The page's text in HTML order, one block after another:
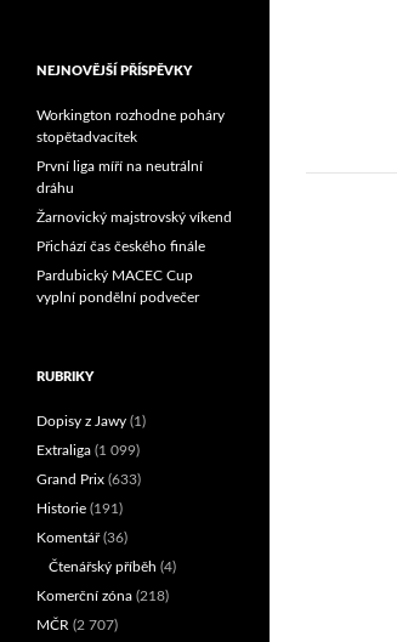
NEJNOVĚJŠÍ PŘÍSPĚVKY
Workington rozhodne poháry
stopětadvacítek
První liga míří na neutrální
dráhu
Žarnovický majstrovský víkend
Přichází čas českého finále
Pardubický MACEC Cup
vyplní pondělní podvečer
RUBRIKY
Dopisy z Jawy (1)
Extraliga (1 099)
Grand Prix (633)
Historie (191)
Komentář(36)
Čtenářský příběh (4)
Komerční zóna (218)
MČR (2 707)